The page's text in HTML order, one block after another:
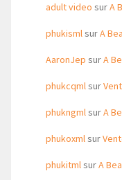
adult video surA
phukismlsurA
AaronJep surA
phukcqmlsur
phukngmlsurA
phukoxmlsur
phukitmlsurA